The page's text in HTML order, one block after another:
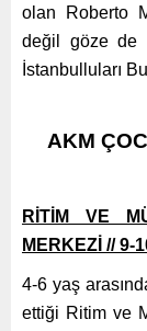
olan Roberto
değil göze de
İstanbulluları
AKM
RİTİM VE
MERKEZİ // 9-
4-6 yaş
ettiği Ritim ve